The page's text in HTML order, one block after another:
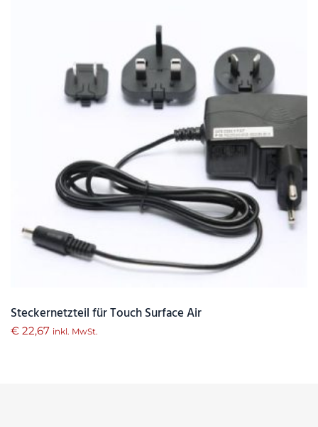
Steckernetzteil für Touch Surface Air
€ 22,67 inkl. MwSt.